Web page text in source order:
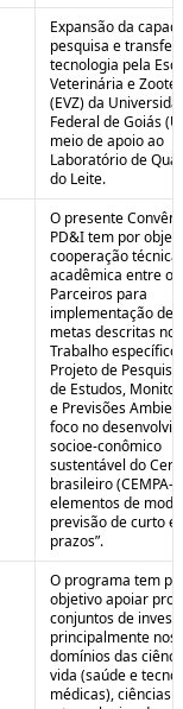
Expansão da
pesquisa e
tecnologia pela
Veterinária e
(EVZ) da
Federal de Goiás
meio de apoio ao
Laboratório de
do Leite.
O presente
PD&I tem por
cooperação técnica
acadêmica entre os
Parceiros para
implementação de
metas descritas no
Trabalho específico
Projeto de
de Estudos,
e Previsões
foco no
socioe-conômico
sustentável do
brasileiro (CEMPA-
elementos de
previsão de curto e
prazos”.
O programa tem
objetivo apoiar
conjuntos de
principalmente nos
domínios das
vida (saúde e
médicas), ciências